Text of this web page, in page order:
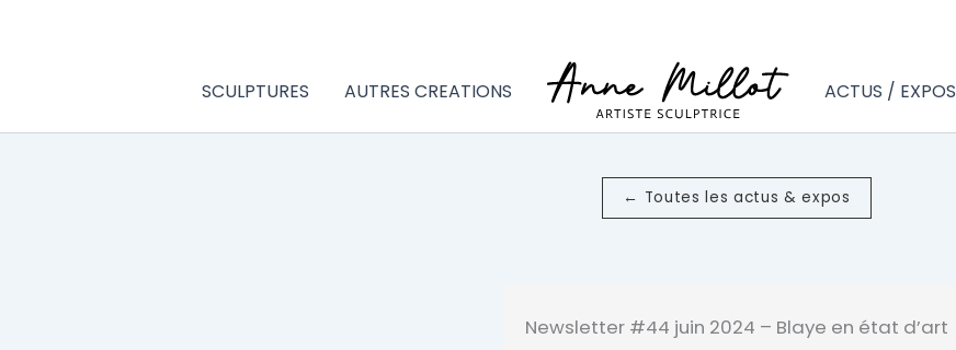
SCULPTURES AUTRES CREATIONS ACTUS / EXPOS
← Toutes les actus & expos
Newsletter #44 juin 2024 – Blaye en état d’art